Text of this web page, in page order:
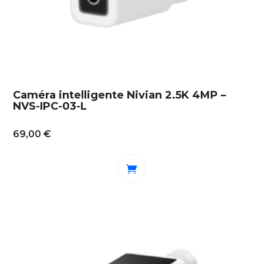
Caméra intelligente Nivian 2.5K 4MP –
NVS-IPC-03-L
69,00€